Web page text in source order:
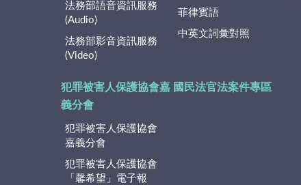
法務部語音資訊服務
(Audio)
法務部影音資訊服務
(Video)
菲律賓語
中英文詞彙對照
犯罪被害人保護協會嘉
義分會
犯罪被害人保護協會
嘉義分會
犯罪被害人保護協會
「馨希望」電子報
國民法官法案件專區